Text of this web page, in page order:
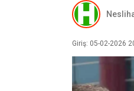
Giriş: 05-02-2026